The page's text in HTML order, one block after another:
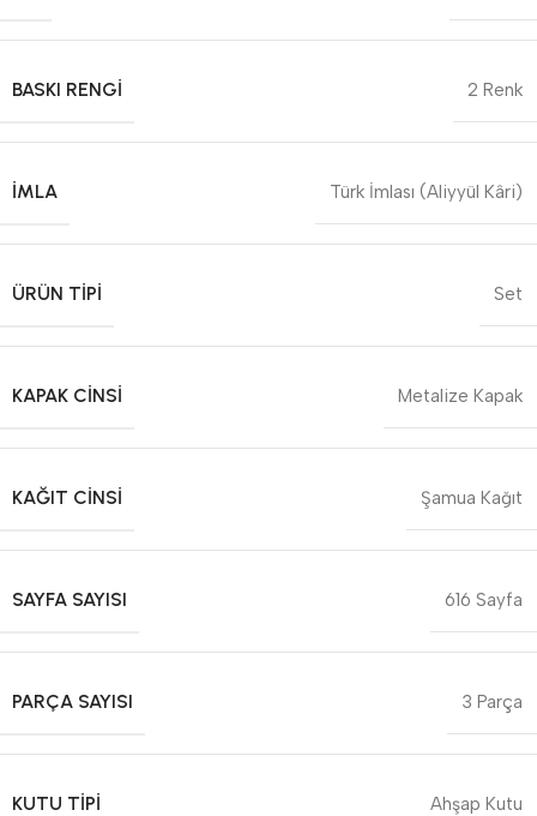
BASKI RENGI 2 Renk
İMLA Türk İmlası (Aliyyül Kâri)
ÜRÜN TIPI Set
KAPAK CINSI Metalize Kapak
KAĞIT CINSI Şamua Kağıt
SAYFA SAYISI 616 Sayfa
PARÇA SAYISI 3 Parça
KUTU TIPI Ahşap Kutu